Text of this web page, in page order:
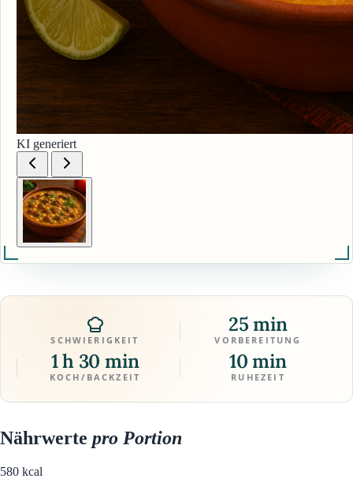
KI generiert
SCHWIERIGKEIT
25 min
VORBEREITUNG
1 h 30 min
KOCH/BACKZEIT
10 min
RUHEZEIT
Nährwerte pro Portion
580 kcal